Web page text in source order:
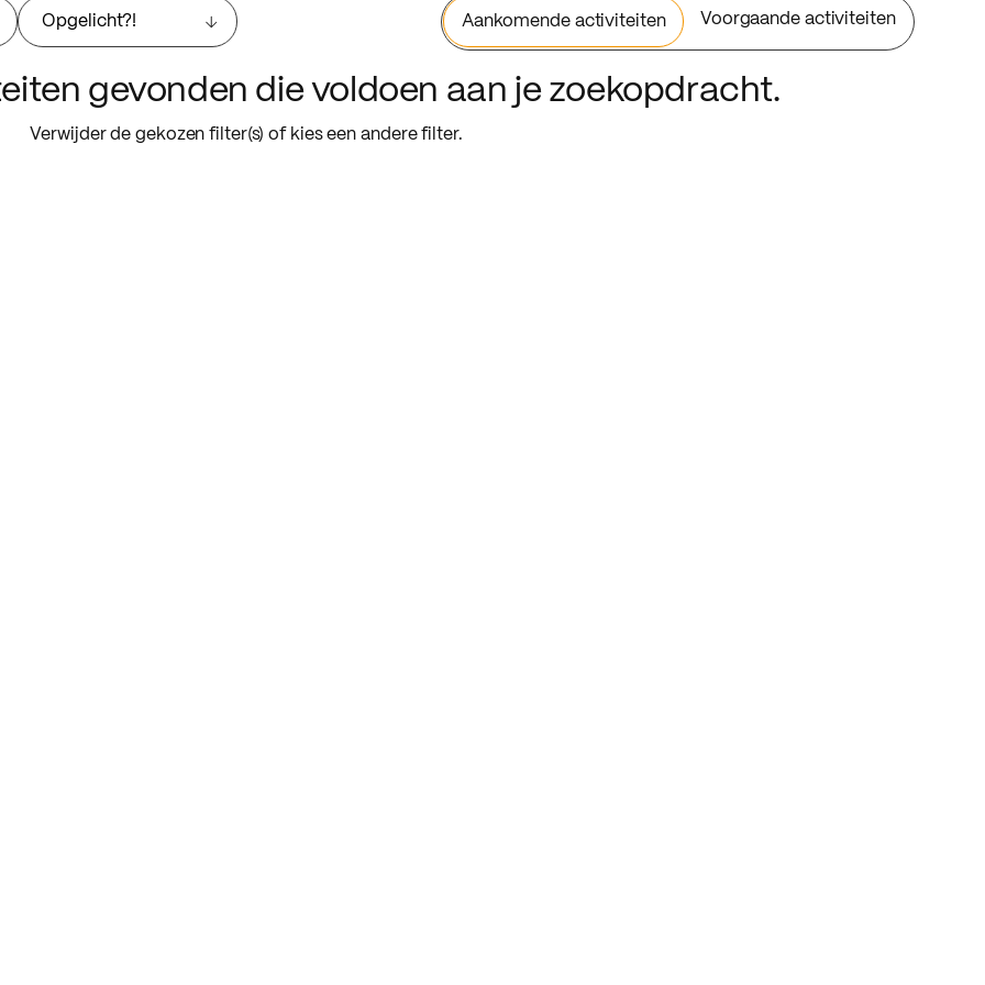
Opgelicht?! Aankomende activiteiten Voorgaande activiteiten
gevonden die voldoen aan je zoekopdracht.
Verwijder de gekozen filter(s) of kies een andere filter.